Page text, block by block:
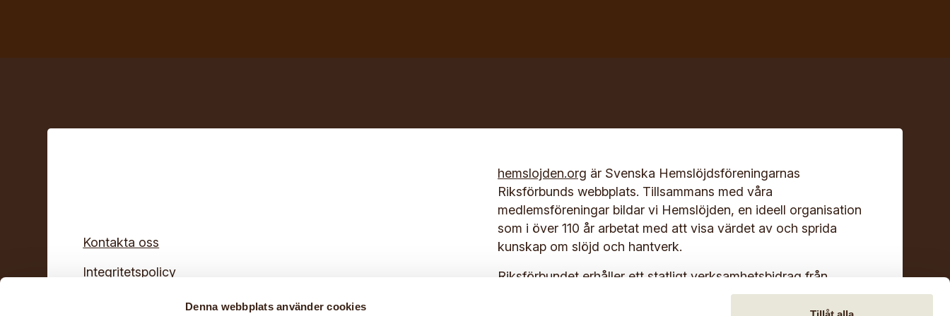
Denna webbplats använder cookies
Kontakta oss
Integritetspolicy
© Hemslöjden – slöjd och hantverk för alla 2026
hemslojden.org är Svenska Hemslöjdsföreningarnas
Riksförbunds webbplats. Tillsammans med våra
medlemsföreningar bildar vi Hemslöjden, en ideell organisation
som i över 110 år arbetat med att visa värdet av och sprida
kunskap om slöjd och hantverk.
Riksförbundet erhåller ett statligt verksamhetsbidrag från